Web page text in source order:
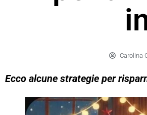
Carolina
Ecco alcune strategie per